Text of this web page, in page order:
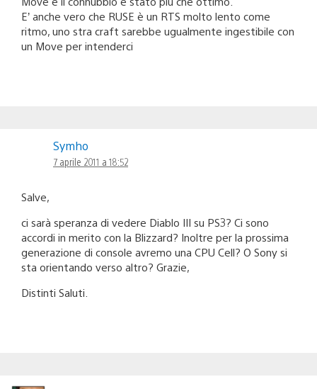
E’ anche vero che RUSE è un RTS molto lento come
ritmo, uno stra craft sarebbe ugualmente ingestibile con
un Move per intenderci
Symho
7 aprile 2011 a 18:52
Salve,
ci sarà speranza di vedere Diablo III su PS3? Ci sono
accordi in merito con la Blizzard? Inoltre per la prossima
generazione di console avremo una CPU Cell? O Sony si
sta orientando verso altro? Grazie,
Distinti Saluti.